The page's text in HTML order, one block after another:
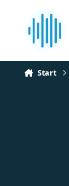
Start